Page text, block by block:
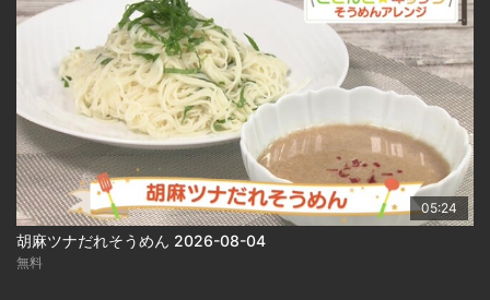
05:24
胡麻ツナだれそうめん 2026-08-04
無料